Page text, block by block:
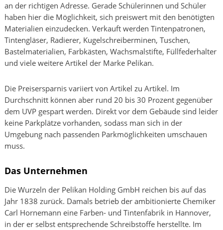
an der richtigen Adresse. Gerade Schülerinnen und Schüler
haben hier die Möglichkeit, sich preiswert mit den benötigten
Materialien einzudecken. Verkauft werden Tintenpatronen,
Tintengläser, Radierer, Kugelschreiberminen, Tuschen,
Bastelmaterialien, Farbkästen, Wachsmalstifte, Füllfederhalter
und viele weitere Artikel der Marke Pelikan.
Die Preisersparnis variiert von Artikel zu Artikel. Im
Durchschnitt können aber rund 20 bis 30 Prozent gegenüber
dem UVP gespart werden. Direkt vor dem Gebäude sind leider
keine Parkplätze vorhanden, sodass man sich in der
Umgebung nach passenden Parkmöglichkeiten umschauen
muss.
Das Unternehmen
Die Wurzeln der Pelikan Holding GmbH reichen bis auf das
Jahr 1838 zurück. Damals betrieb der ambitionierte Chemiker
Carl Hornemann eine Farben- und Tintenfabrik in Hannover,
in der er selbst entsprechende Schreibstoffe herstellte. Im